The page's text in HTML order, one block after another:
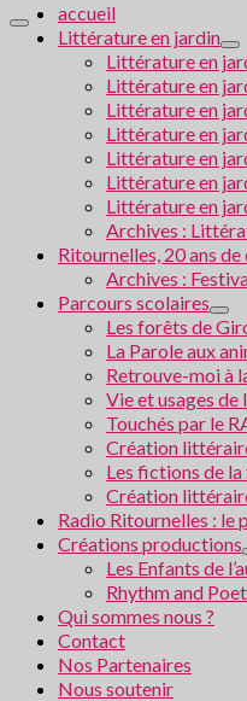
accueil
Littérature en jardin
Littérature en
Littérature en
Littérature en
Littérature en
Littérature en
Littérature en
Littérature en
Archives :
Ritournelles, 20 ans
Archives :
Parcours scolaires
Les forêts de
La Parole aux
Retrouve-moi à
Vie et usages
Touchés par le
Création
Les fictions de la
Création
Radio Ritournelles : le
Créations productions
Les Enfants de
Rhythm and
Qui sommes nous ?
Contact
Nos Partenaires
Nous soutenir